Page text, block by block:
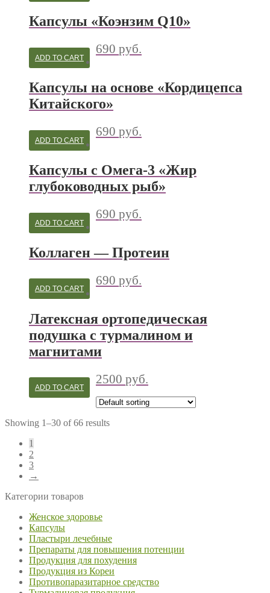
Капсулы «Коэнзим Q10»
690 руб.
ADD TO CART
Капсулы на основе «Кордицепса
Китайского»
690 руб.
ADD TO CART
Капсулы с Омега-3 «Жир
глубоководных рыб»
690 руб.
ADD TO CART
Коллаген — Протеин
690 руб.
ADD TO CART
Латексная ортопедическая
подушка с турмалином и
магнитами
2500 руб.
ADD TO CART
Showing 1–30 of 66 results
1
2
3
→
Категории товаров
Женское здоровье
Капсулы
Пластыри лечебные
Препараты для повышения потенции
Продукция для похудения
Продукция из Кореи
Противопаразитарное средство